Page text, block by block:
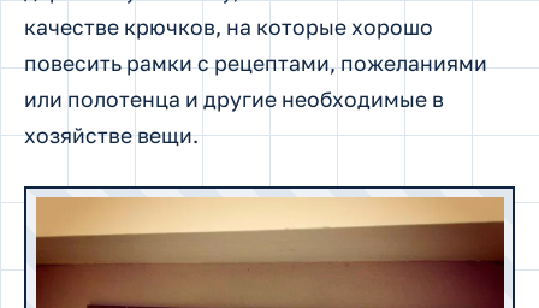
качестве крючков, на которые хорошо
повесить рамки с рецептами, пожеланиями
или полотенца и другие необходимые в
хозяйстве вещи.